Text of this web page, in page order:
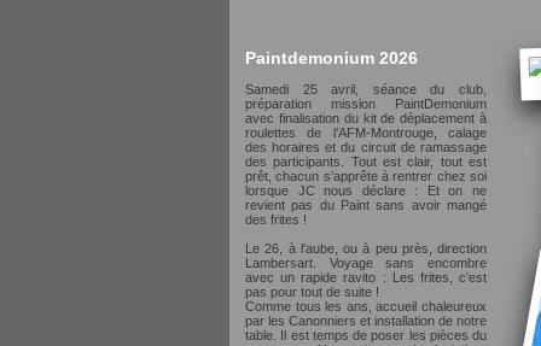
Paintdemonium 2026
Samedi 25 avril, séance du club,
préparation mission PaintDemonium
avec finalisation du kit de déplacement à
roulettes de l’AFM-Montrouge, calage
des horaires et du circuit de ramassage
des participants. Tout est clair, tout est
prêt, chacun s’apprête à rentrer chez soi
lorsque JC nous déclare : Et on ne
revient pas du Paint sans avoir mangé
des frites !
Le 26, à l’aube, ou à peu près, direction
Lambersart. Voyage sans encombre
avec un rapide ravito : Les frites, c’est
pas pour tout de suite !
Comme tous les ans, accueil chaleureux
par les Canonniers et installation de notre
table. Il est temps de poser les pièces du